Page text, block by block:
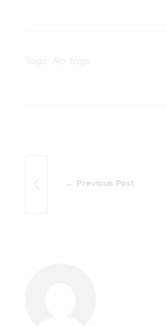
Previous Post